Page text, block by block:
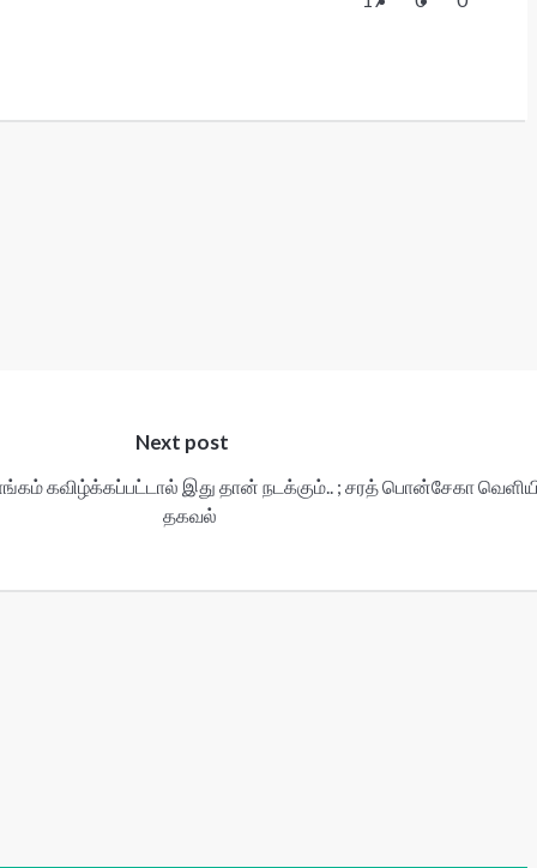
Next post
கவிழ்க்கப்பட்டால் இது தான் நடக்கும்.. ; சரத் பொன்சேகா
தகவல்